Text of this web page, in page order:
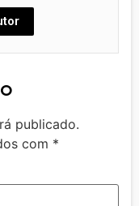
publicado.
com *